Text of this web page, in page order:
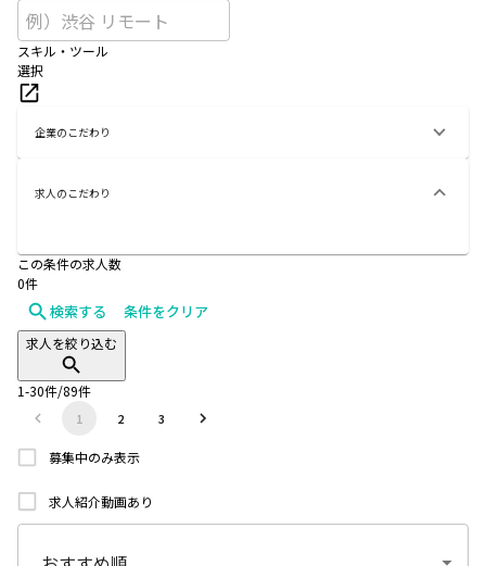
スキル・ツール
選択
企業のこだわり
求人のこだわり
この条件の求人数
0件
検索する 条件をクリア
求人を絞り込む
1-30件/89件
1 2 3
募集中のみ表示
求人紹介動画あり